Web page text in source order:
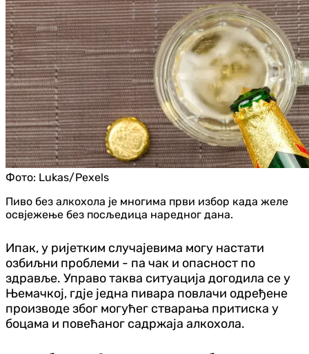
Фото: Lukas/Pexels
Пиво без алкохола је многима први избор када желе
освјежење без посљедица наредног дана.
Ипак, у ријетким случајевима могу настати
озбиљни проблеми - па чак и опасност по
здравље. Управо таква ситуација догодила се у
Њемачкој, гдје једна пивара повлачи одређене
производе због могућег стварања притиска у
боцама и повећаног садржаја алкохола.